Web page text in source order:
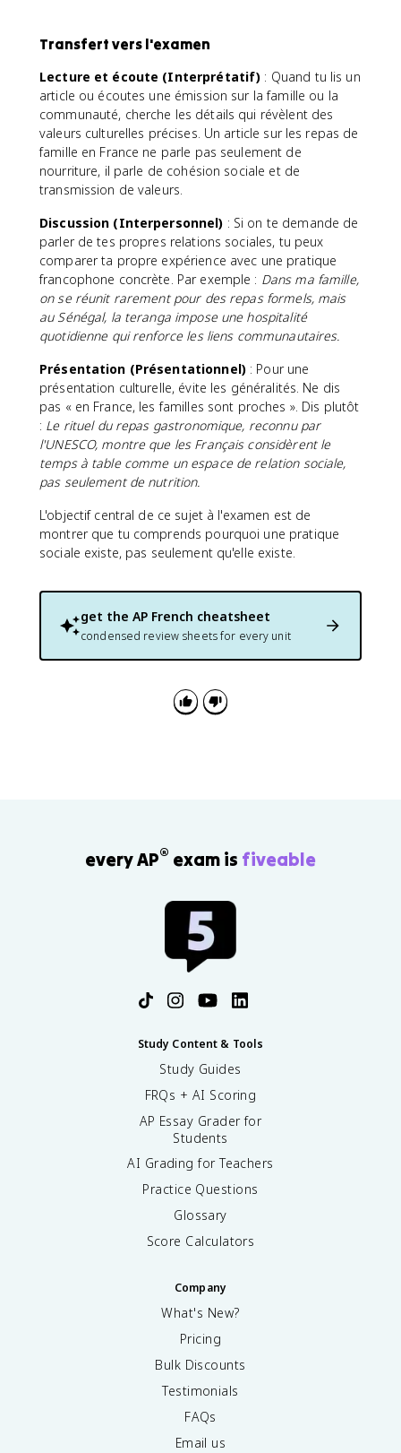
Transfert vers l'examen
Lecture et écoute (Interprétatif) : Quand tu lis un
article ou écoutes une émission sur la famille ou la
communauté, cherche les détails qui révèlent des
valeurs culturelles précises. Un article sur les repas de
famille en France ne parle pas seulement de
nourriture, il parle de cohésion sociale et de
transmission de valeurs.
Discussion (Interpersonnel) : Si on te demande de
parler de tes propres relations sociales, tu peux
comparer ta propre expérience avec une pratique
francophone concrète. Par exemple : Dans ma famille,
on se réunit rarement pour des repas formels, mais
au Sénégal, la teranga impose une hospitalité
quotidienne qui renforce les liens communautaires.
Présentation (Présentationnel): Pour une
présentation culturelle, évite les généralités. Ne dis
pas « en France, les familles sont proches ». Dis plutôt
: Le rituel du repas gastronomique, reconnu par
l'UNESCO, montre que les Français considèrent le
temps à table comme un espace de relation sociale,
pas seulement de nutrition.
L'objectif central de ce sujet à l'examen est de
montrer que tu comprends pourquoi une pratique
sociale existe, pas seulement qu'elle existe.
get the AP French cheatsheet
condensed review sheets for every unit
every AP® exam is fiveable
Study Content & Tools
Study Guides
FRQs + AI Scoring
AP Essay Grader for
Students
AI Grading for Teachers
Practice Questions
Glossary
Score Calculators
Company
What's New?
Pricing
Bulk Discounts
Testimonials
FAQs
Email us